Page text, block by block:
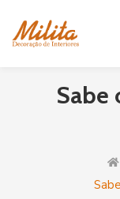
content
Sabe